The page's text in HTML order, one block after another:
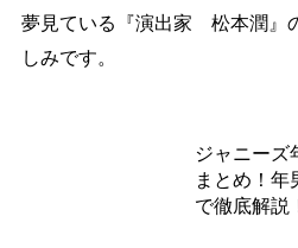
夢見ている『演出家 松本潤』
しみです。
ジャニーズ
まとめ！年
で徹底解説